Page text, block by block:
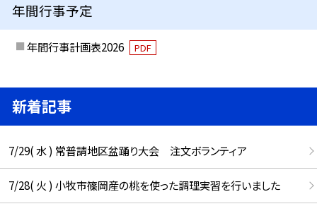
年間行事予定
年間行事計画表2026 PDF
新着記事
7/29( 水 ) 常普請地区盆踊り大会 注文ボランティア
7/28( 火 ) 小牧市篠岡産の桃を使った調理実習を行いました